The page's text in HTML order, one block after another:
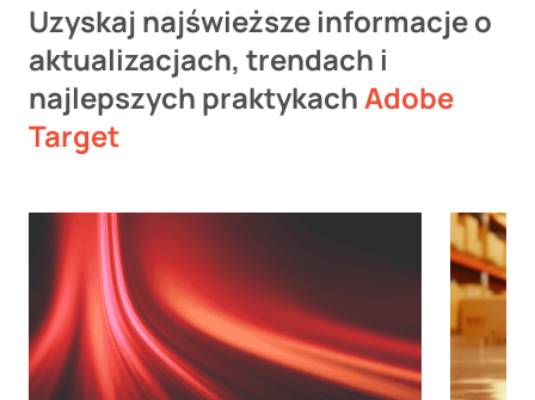
Uzyskaj najświeższe informacje o
aktualizacjach, trendach i
najlepszych praktykachAdobe
Target